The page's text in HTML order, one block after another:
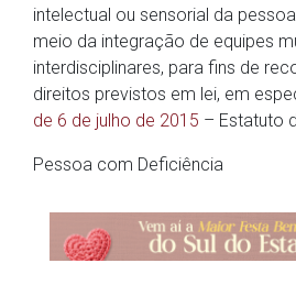
intelectual ou sensorial da
meio da integração de equipes
interdisciplinares, para fins de
direitos previstos em lei, em
de 6 de julho de 2015 – Estatuto
Pessoa com Deficiência